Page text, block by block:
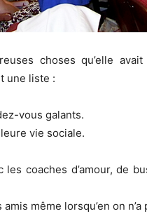
choses qu’elle avait
une liste :
vous galants.
vie sociale.
les coaches d’amour, de
même lorsqu’en on n’a